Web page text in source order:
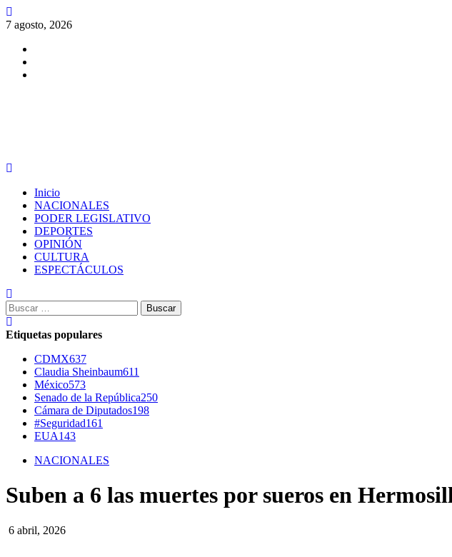
Saltar
al
7 agosto, 2026
Inicio
NACIONALES
PODER LEGISLATIVO
DEPORTES
OPINIÓN
CULTURA
ESPECTÁCULOS
Buscar:
Etiquetas populares
CDMX637
Claudia Sheinbaum611
México573
Senado de la República250
Cámara de Diputados198
#Seguridad161
EUA143
NACIONALES
Suben a 6 las muertes por sueros en
6 abril, 2026